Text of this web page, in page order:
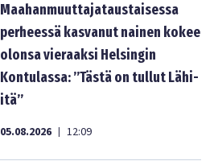
Maahanmuuttajataustaisessa
perheessä kasvanut nainen kokee
olonsa vieraaksi Helsingin
Kontulassa: ”Tästä on tullut Lähi-
itä”
05.08.2026 | 12:09